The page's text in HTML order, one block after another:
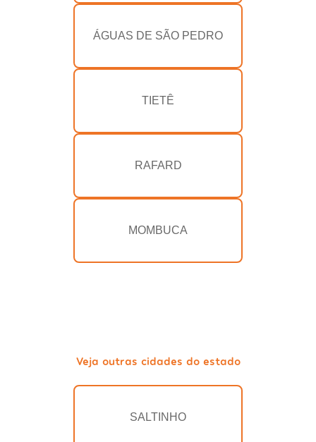
ÁGUAS DE SÃO PEDRO
TIETÊ
RAFARD
MOMBUCA
Veja outras cidades do estado
SALTINHO